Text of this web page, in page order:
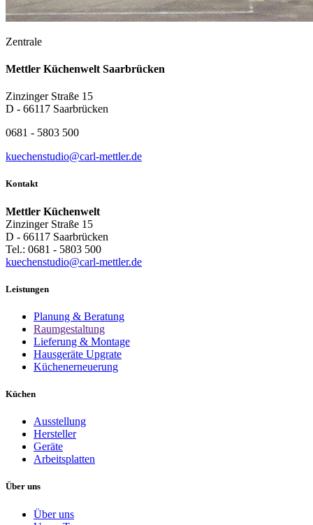
Zentrale
Mettler Küchenwelt Saarbrücken
Zinzinger Straße 15
D - 66117 Saarbrücken
0681 - 5803 500
kuechenstudio@carl-mettler.de
Kontakt
Mettler Küchenwelt
Zinzinger Straße 15
D - 66117 Saarbrücken
Tel.: 0681 - 5803 500
kuechenstudio@carl-mettler.de
Leistungen
Planung & Beratung
Raumgestaltung
Lieferung & Montage
Hausgeräte Upgrate
Küchenerneuerung
Küchen
Ausstellung
Hersteller
Geräte
Arbeitsplatten
Über uns
Über uns